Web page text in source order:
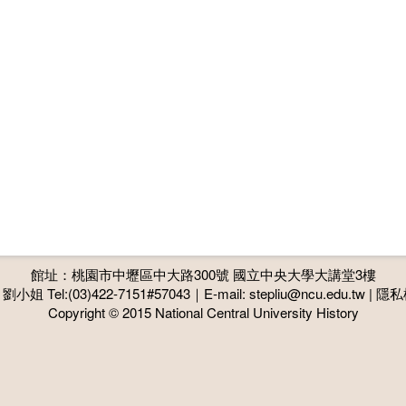
館址：桃園市中壢區中大路300號 國立中央大學大講堂3樓
小姐 Tel:(03)422-7151#57043｜E-mail: stepliu@ncu.edu.tw | 隱
Copyright © 2015 National Central University History